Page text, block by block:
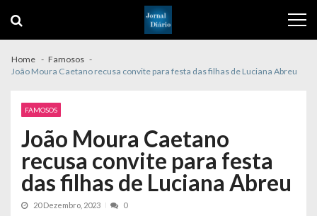
navigation
content
Home
Famosos
João Moura Caetano recusa convite para festa das filhas de Luciana Abreu
FAMOSOS
João Moura Caetano
recusa convite para festa
das filhas de Luciana Abreu
20 Dezembro, 2023 0